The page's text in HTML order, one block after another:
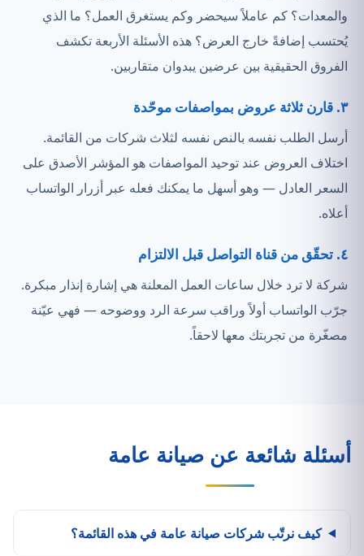
والمعدات؟ كم عاملاً سيحضر وكم يستغرق العمل؟ ما الذي
يُحتسب إضافةً خارج العرض؟ هذه الأسئلة الأربعة تكشف
الفروق الحقيقية بين عرضين يبدوان متقاربين.
٣. قارن ثلاثة عروض بمواصفات موحّدة
أرسل الطلب نفسه بالنص نفسه لثلاث شركات من القائمة.
اختلاف العروض عند توحيد المواصفات هو المؤشر الأصدق على
السعر العادل — وهو أسهل ما يمكنك فعله عبر أزرار الواتساب
أعلاه.
٤. تحقّق من قناة التواصل قبل الالتزام
شركة لا ترد خلال ساعات العمل المعلنة هي إشارة إنذار مبكرة.
جرّب الواتساب أولاً وراقب سرعة الرد ووضوحه — فهي عيّنة
مصغّرة من تجربتك معها لاحقاً.
أسئلة شائعة عن صيانة عامة
كيف نرتّب شركات صيانة عامة في هذه القائمة؟